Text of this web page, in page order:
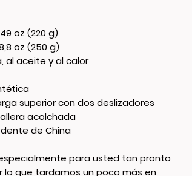
oz (220 g)
oz (250 g)
al aceite y al calor
superior con dos deslizadores
acolchada
de China
para usted tan pronto
lo que tardamos un poco más en